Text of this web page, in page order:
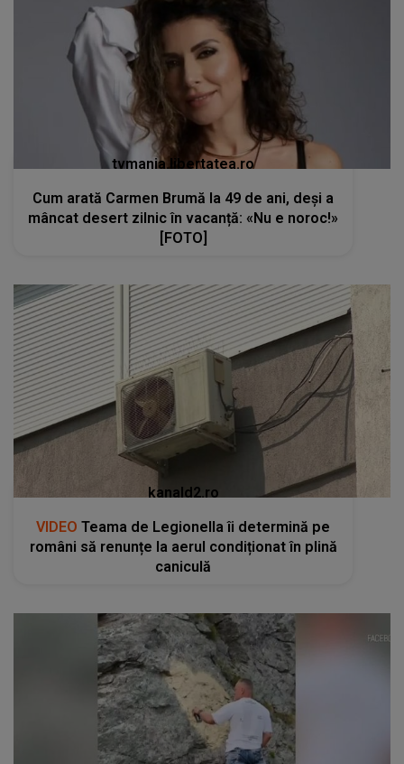
tvmania.libertatea.ro
Cum arată Carmen Brumă la 49 de ani, deși a
mâncat desert zilnic în vacanță: «Nu e noroc!»
[FOTO]
kanald2.ro
VIDEO Teama de Legionella îi determină pe
români să renunțe la aerul condiționat în plină
caniculă